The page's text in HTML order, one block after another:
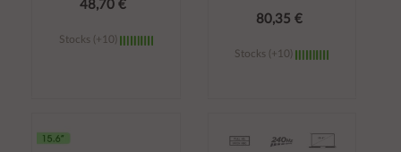
48,70 €
Stocks (+10)
80,35 €
Stocks (+10)
carrito